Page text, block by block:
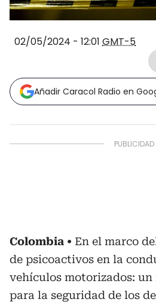
02/05/2024 - 12:01 GMT-5
Añadir Caracol Radio en
Colombia
En el marco
de psicoactivos en la
vehículos motorizados:
para la seguridad de los